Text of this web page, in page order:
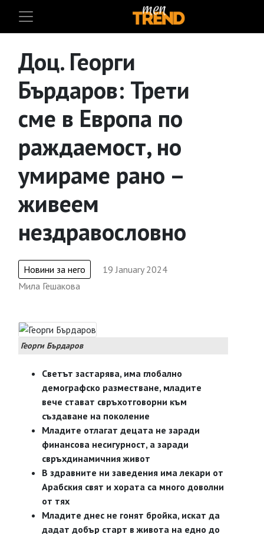
Доц. Георги
Бърдаров: Трети
сме в Европа по
раждаемост, но
умираме рано –
живеем
нездравословно
Новини за него
19 January 2024
Мила Гешакова
Георги Бърдаров
Светът застарява, има глобално
демографско разместване, младите
вече стават свръхотговорни към
създаване на поколение
Младите отлагат децата не заради
финансова несигурност, а заради
свръхдинамичния живот
В здравните ни заведения има лекари от
Арабския свят и хората са много доволни
от тях
Младите днес не гонят бройка, искат да
дадат добър старт в живота на едно до